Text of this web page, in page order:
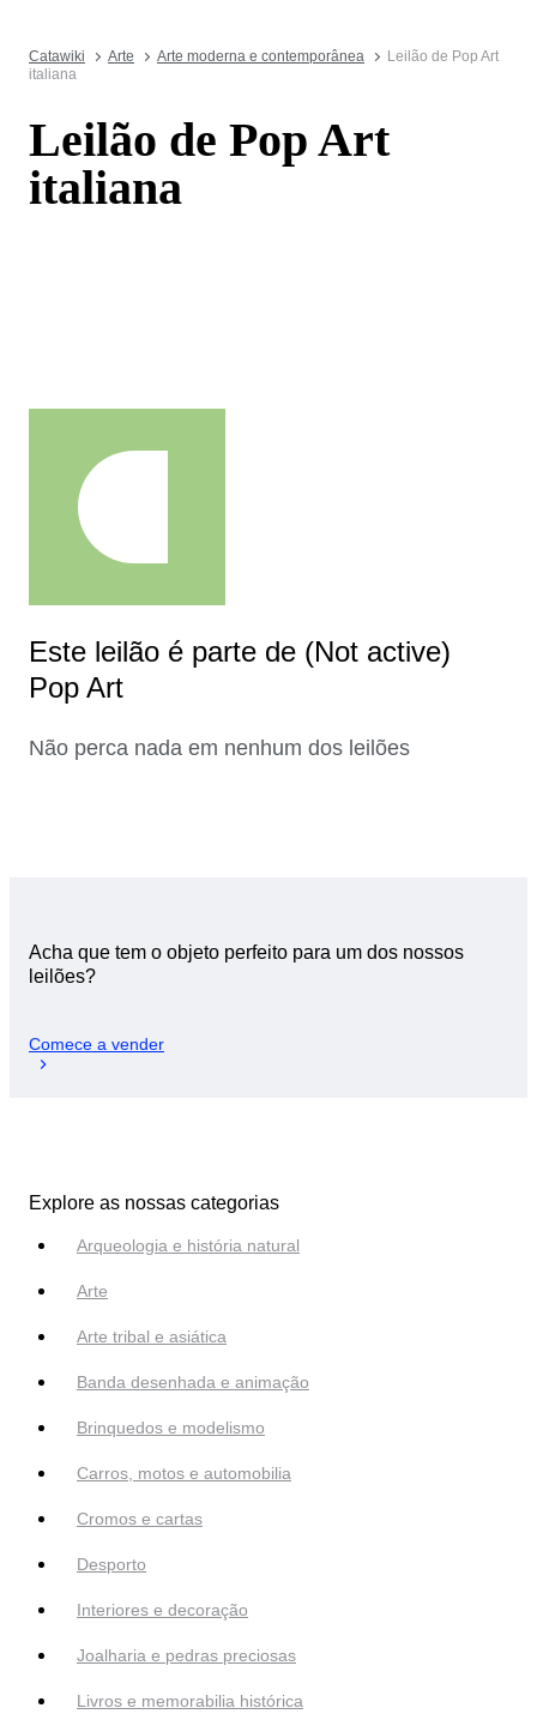
Catawiki Arte Arte moderna e contemporânea
Leilão de Pop Art
italiana
Leilão de Pop Art
italiana
Este leilão é parte de (Not active)
Pop Art
Não perca nada em nenhum dos leilões
Acha que tem o objeto perfeito para um dos nossos
leilões?
Comece a vender
Explore as nossas categorias
Arqueologia e história natural
Arte
Arte tribal e asiática
Banda desenhada e animação
Brinquedos e modelismo
Carros, motos e automobilia
Cromos e cartas
Desporto
Interiores e decoração
Joalharia e pedras preciosas
Livros e memorabilia histórica